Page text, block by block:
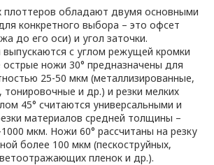
обладают двумя основными
конкретного выбора – это офсет
до его оси) и угол заточки.
с углом режущей кромки
острые ножи 30° предназначены для
25-50 мкм (металлизированные,
и др.) и резки мелких
45° считаются универсальными и
материалов средней толщины –
мкм. Ножи 60° рассчитаны на резку
более 100 мкм (пескоструйных,
пленок и др.).